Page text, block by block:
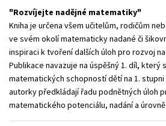
Rozvíjejte nadějné matematiky
Kniha je určena všem učitelům, rodičům
ve svém okolí matematicky nadané či
inspiraci k tvoření dalších úloh pro rozvoj
Publikace navazuje na úspěšný 1. díl, který
matematických schopností dětí na 1. stupni
autorky předkládají řadu podnětných úloh
matematického potenciálu, nadání a